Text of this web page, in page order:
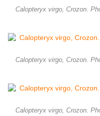
Calopteryx virgo, Crozon.
Calopteryx virgo, Crozon.
Calopteryx virgo, Crozon.